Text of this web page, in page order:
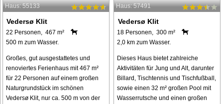
Haus: 55133
Vedersø Klit
22 Personen, 467 m²
500 m zum Wasser.
Großes, gut ausgestattetes und
renoviertes Ferienhaus mit 467 m²
für 22 Personen auf einem großen
Naturgrundstück im schönen
Vedersø Klit, nur ca. 500 m von der
Haus: 57491
Vedersø Klit
18 Personen, 300 m²
2,0 km zum Wasser.
Dieses Haus bietet zahlreiche
Aktivitäten für Jung und Alt, darunter
Billard, Tischtennis und Tischfußball,
sowie einen 32 m² großen Pool mit
Wasserrutsche und einen großen